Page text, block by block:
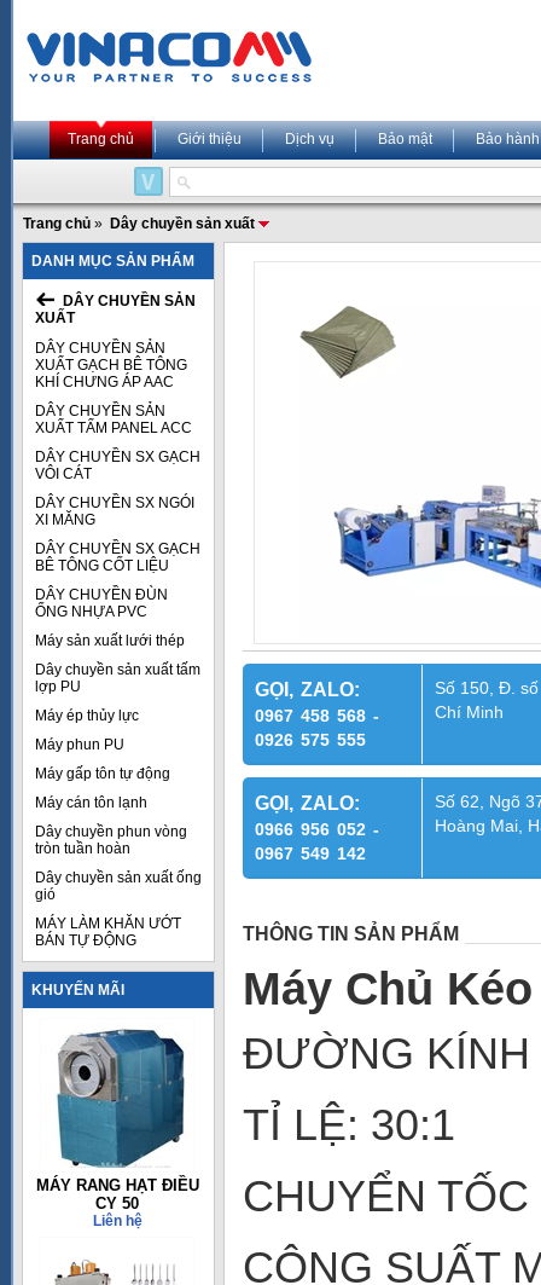
Trang chủ Giới thiệu Dịch vụ Bảo mật Bảo hành
Trang chủ » Dây chuyền sản xuất
DANH MỤC SẢN PHẨM
DÂY CHUYỀN SẢN
XUẤT
DÂY CHUYỀN SẢN
XUẤT GẠCH BÊ TÔNG
KHÍ CHƯNG ÁP AAC
DÂY CHUYỀN SẢN
XUẤT TẤM PANEL ACC
DÂY CHUYỀN SX GẠCH
VÔI CÁT
DÂY CHUYỀN SX NGÓI
XI MĂNG
DÂY CHUYỀN SX GẠCH
BÊ TÔNG CỐT LIỆU
DÂY CHUYỀN ĐÙN
ỐNG NHỰA PVC
Máy sản xuất lưới thép
Dây chuyền sản xuất tấm
lợp PU
Máy ép thủy lực
Máy phun PU
Máy gấp tôn tự động
Máy cán tôn lạnh
Dây chuyền phun vòng
tròn tuần hoàn
Dây chuyền sản xuất ống
gió
MÁY LÀM KHĂN ƯỚT
BÁN TỰ ĐỘNG
KHUYẾN MÃI
MÁY RANG HẠT ĐIỀU
CY 50
Liên hệ
GỌI, ZALO:
0967 458 568 -
0926 575 555
Số 150, Đ.
Chí Minh
GỌI, ZALO:
0966 956 052 -
0967 549 142
Số 62, Ngõ
Hoàng Mai,
THÔNG TIN SẢN PHẨM
Máy Chủ
ĐƯỜNG KÍNH
TỈ LỆ: 30:1
CHUYỂN
CÔNG SUẤT